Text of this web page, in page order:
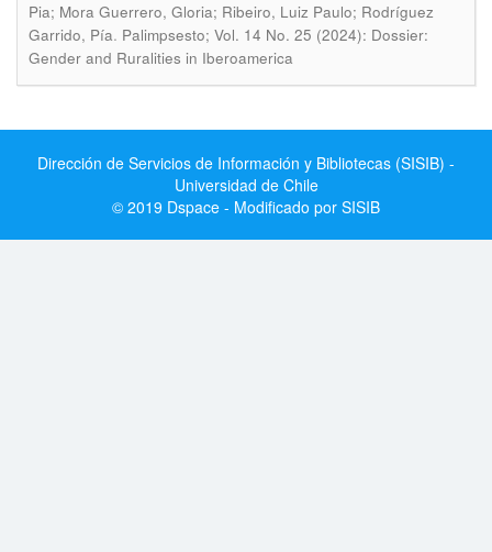
Pia; Mora Guerrero, Gloria; Ribeiro, Luiz Paulo; Rodríguez
Garrido, Pía. Palimpsesto; Vol. 14 No. 25 (2024): Dossier:
Gender and Ruralities in Iberoamerica
Dirección de Servicios de Información y Bibliotecas (SISIB) -
Universidad de Chile
© 2019 Dspace - Modificado por SISIB